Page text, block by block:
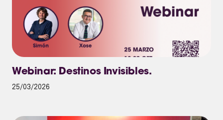
Webinar: Destinos Invisibles.
25/03/2026